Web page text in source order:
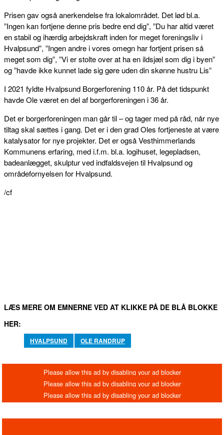
Prisen gav også anerkendelse fra lokalområdet. Det lød bl.a.
”Ingen kan fortjene denne pris bedre end dig”, ”Du har altid været
en stabil og ihærdig arbejdskraft inden for meget foreningsliv i
Hvalpsund”, ”Ingen andre i vores omegn har fortjent prisen så
meget som dig”, ”Vi er stolte over at ha en ildsjæl som dig i byen”
og ”havde ikke kunnet lade sig gøre uden din skønne hustru Lis”
I 2021 fyldte Hvalpsund Borgerforening 110 år. På det tidspunkt
havde Ole været en del af borgerforeningen i 36 år.
Det er borgerforeningen man går til – og tager med på råd, når nye
tiltag skal sættes i gang. Det er i den grad Oles fortjeneste at være
katalysator for nye projekter. Det er også Vesthimmerlands
Kommunens erfaring, med i.f.m. bl.a. logihuset, legepladsen,
badeanlægget, skulptur ved indfaldsvejen til Hvalpsund og
områdefornyelsen for Hvalpsund.
/cf
LÆS MERE OM EMNERNE VED AT KLIKKE PÅ DE BLÅ BLOKKE
HER:
HVALPSUND OLE RANDRUP